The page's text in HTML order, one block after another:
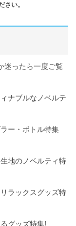
さい。
迷ったら一度ご覧